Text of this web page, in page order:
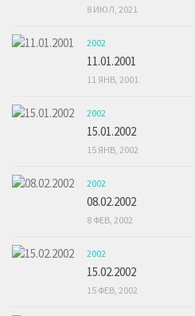
8 ИЮЛ, 2021
2002
11.01.2001
11 ЯНВ, 2001
2002
15.01.2002
15 ЯНВ, 2002
2002
08.02.2002
8 ФЕВ, 2002
2002
15.02.2002
15 ФЕВ, 2002